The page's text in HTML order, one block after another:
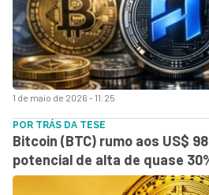
1 de maio de 2026 - 11:25
POR TRÁS DA TESE
Bitcoin (BTC) rumo aos US$
potencial de alta de quase